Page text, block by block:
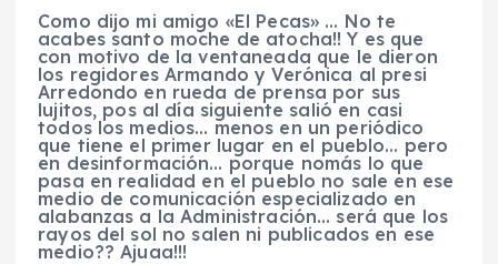
Como dijo mi amigo «El Pecas» … No te
acabes santo moche de atocha!! Y es que
con motivo de la ventaneada que le dieron
los regidores Armando y Verónica al presi
Arredondo en rueda de prensa por sus
lujitos, pos al día siguiente salió en casi
todos los medios… menos en un periódico
que tiene el primer lugar en el pueblo… pero
en desinformación… porque nomás lo que
pasa en realidad en el pueblo no sale en ese
medio de comunicación especializado en
alabanzas a la Administración… será que los
rayos del sol no salen ni publicados en ese
medio?? Ajuaa!!!